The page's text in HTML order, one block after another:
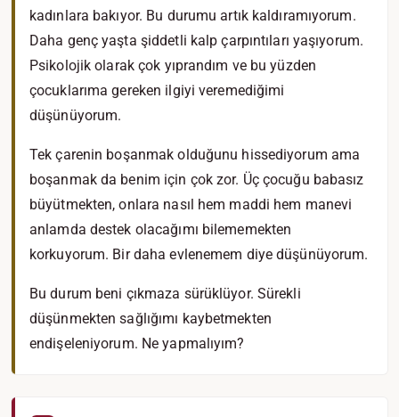
kadınlara bakıyor. Bu durumu artık kaldıramıyorum.
Daha genç yaşta şiddetli kalp çarpıntıları yaşıyorum.
Psikolojik olarak çok yıprandım ve bu yüzden
çocuklarıma gereken ilgiyi veremediğimi
düşünüyorum.
Tek çarenin boşanmak olduğunu hissediyorum ama
boşanmak da benim için çok zor. Üç çocuğu babasız
büyütmekten, onlara nasıl hem maddi hem manevi
anlamda destek olacağımı bilememekten
korkuyorum. Bir daha evlenemem diye düşünüyorum.
Bu durum beni çıkmaza sürüklüyor. Sürekli
düşünmekten sağlığımı kaybetmekten
endişeleniyorum. Ne yapmalıyım?